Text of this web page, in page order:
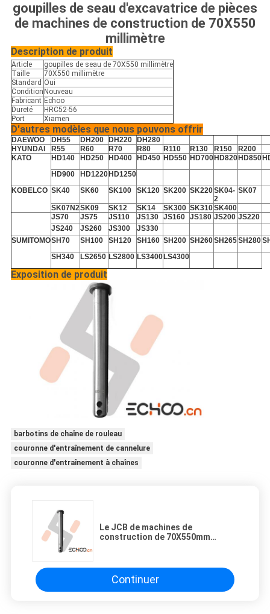
goupilles de seau d'excavatrice de pièces
de machines de construction de 70X550
millimètre
Description de produit
Article
goupilles de seau de 70X550 millimètre
Taille
70X550 millimètre
Standard Oui
Condition Nouveau
Fabricant Echoo
Dureté
HRC52-56
Port
Xiamen
D'autres modèles que nous pouvons offrir
DAEWOO DH55 DH200 DH220
DH280
HYUNDAI
R55 R60 R70 R80 R110 R130 R150
R200
KATO
HD140 HD250 HD400 HD450 HD550 HD700 HD820 HD850
HD900
HD1220 HD1250
KOBELCO SK40 SK60 SK100 SK120 SK200 SK220SK04-
2
SK07
SK07N2SK09 SK12 SK14 SK300 SK310SK400
JS70
JS75 JS110 JS130 JS160 JS180 JS200 JS220
JS240
JS260 JS300
JS330
SUMITOMOSH70 SH100 SH120 SH160 SH200 SH260SH265SH280
SH340
LS2650 LS2800 LS3400 LS4300
Exposition de produit
barbotins de chaîne de rouleau
couronne d'entraînement de cannelure
couronne d'entraînement à chaînes
Le JCB de machines de
construction de 70X550mm
Continuer